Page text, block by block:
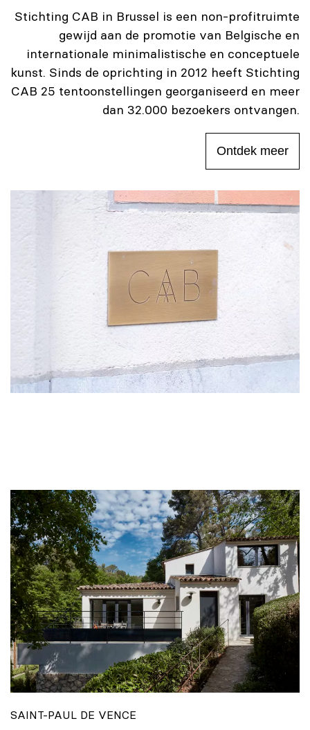
Stichting CAB in Brussel is een non-profitruimte
gewijd aan de promotie van Belgische en
internationale minimalistische en conceptuele
kunst. Sinds de oprichting in 2012 heeft Stichting
CAB 25 tentoonstellingen georganiseerd en meer
dan 32.000 bezoekers ontvangen.
Ontdek meer
SAINT-PAUL DE VENCE